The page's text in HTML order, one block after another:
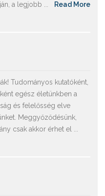
a legjobb ...
Read More
Tudományos kutatóként,
egész életünkben a
és felelősség elve
Meggyőződésünk,
csak akkor érhet el ...